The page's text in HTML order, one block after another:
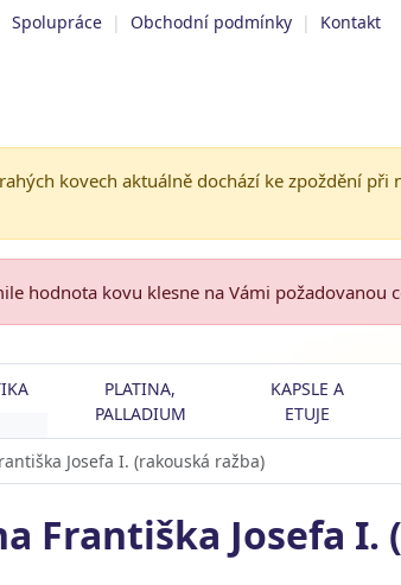
Spolupráce | Obchodní podmínky | Kontakt
kovech aktuálně dochází ke zpoždění
hodnota kovu klesne na Vámi požadovanou
PLATINA,
PALLADIUM
KAPSLE A
ETUJE
Josefa I. (rakouská ražba)
Františka Josefa I.